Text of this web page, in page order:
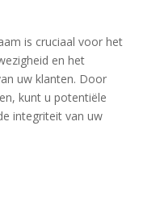
is cruciaal voor het
en het
uw klanten. Door
kunt u potentiële
integriteit van uw